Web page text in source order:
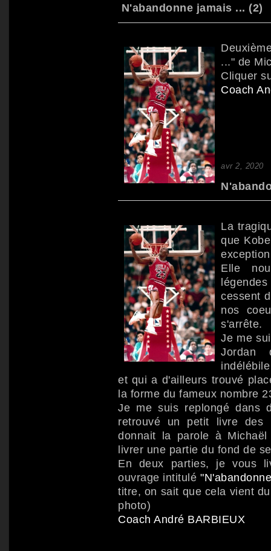
N'abandonne jamais ... (2)
..." de
Cliquer
Coach
avr 2, 2020
La
que
Elle
cessent
nos
s'arrête.
Je me
Jordan
et qui a d'ailleurs trouvé
la forme du fameux nombre
Je me suis replongé dans
retrouvé un petit livre des
donnait la parole à
livrer une partie du fond de
En deux parties, je vous
ouvrage intitulé
titre, on sait que cela vient
photo)
Coach André BARBIEUX